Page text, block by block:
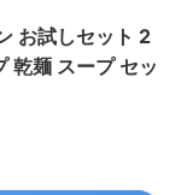
お試しセット 2
乾麺 スープ セッ